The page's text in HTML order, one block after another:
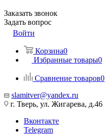
Заказать звонок
Задать вопрос
Войти
Корзина0
Избранные товары0
Сравнение товаров0
slamitver@yandex.ru
г. Тверь, ул. Жигарева, д.46
Вконтакте
Telegram